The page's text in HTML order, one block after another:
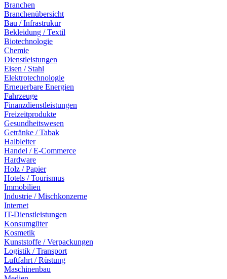
Branchen
Branchenübersicht
Bau / Infrastrukur
Bekleidung / Textil
Biotechnologie
Chemie
Dienstleistungen
Eisen / Stahl
Elektrotechnologie
Erneuerbare Energien
Fahrzeuge
Finanzdienstleistungen
Freizeitprodukte
Gesundheitswesen
Getränke / Tabak
Halbleiter
Handel / E-Commerce
Hardware
Holz / Papier
Hotels / Tourismus
Immobilien
Industrie / Mischkonzerne
Internet
IT-Dienstleistungen
Konsumgüter
Kosmetik
Kunststoffe / Verpackungen
Logistik / Transport
Luftfahrt / Rüstung
Maschinenbau